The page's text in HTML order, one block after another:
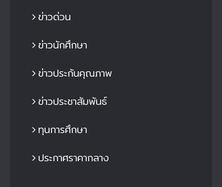
ข่าวด่วน
ข่าวนักศึกษา
ข่าวประกันคุณภาพ
ข่าวประชาสัมพันธ์
ทุนการศึกษา
ประกาศราคากลาง